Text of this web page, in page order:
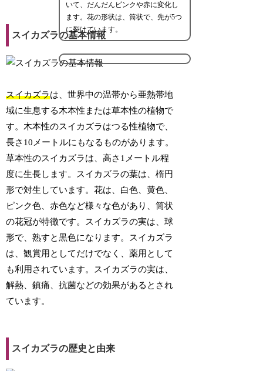
いて、だんだんピンクや赤に変化し
ます。花の形状は、筒状で、先が5つ
に裂けています。
スイカズラの基本情報
スイカズラは、世界中の温帯から亜熱帯地
域に生息する木本性または草本性の植物で
す。木本性のスイカズラはつる性植物で、
長さ10メートルにもなるものがあります。
草本性のスイカズラは、高さ1メートル程
度に生長します。スイカズラの葉は、楕円
形で対生しています。花は、白色、黄色、
ピンク色、赤色など様々な色があり、筒状
の花冠が特徴です。スイカズラの実は、球
形で、熟すと黒色になります。スイカズラ
は、観賞用としてだけでなく、薬用として
も利用されています。スイカズラの実は、
解熱、鎮痛、抗菌などの効果があるとされ
ています。
スイカズラの歴史と由来